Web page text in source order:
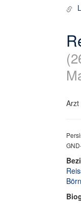
Arzt